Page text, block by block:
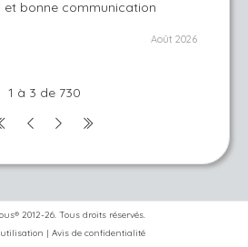
et bonne communication
Août 2026
1 à 3 de 730
2012-26. Tous droits réservés.
| Avis de confidentialité